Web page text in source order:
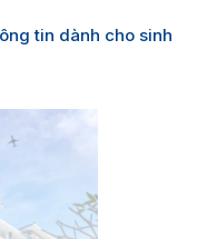
tin dành cho sinh